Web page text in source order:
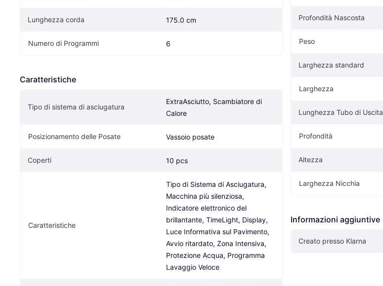
Lunghezza corda 175.0 cm
Numero di Programmi 6
Caratteristiche
Tipo di sistema di asciugatura
ExtraAsciutto, Scambiatore di
Calore
Posizionamento delle Posate Vassoio posate
Coperti 10 pcs
Caratteristiche
Tipo di Sistema di Asciugatura,
Macchina più silenziosa,
Indicatore elettronico del
brillantante, TimeLight, Display,
Luce Informativa sul Pavimento,
Avvio ritardato, Zona Intensiva,
Protezione Acqua, Programma
Lavaggio Veloce
Profondità Nascosta
Peso
Larghezza standard
Larghezza
Lunghezza Tubo di Uscita
Profondità
Altezza
Larghezza Nicchia
Informazioni aggiuntive
Creato presso Klarna